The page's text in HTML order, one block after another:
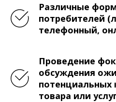
Различные
потребителей
телефонный,
Проведение
обсуждения
потенциальных
товара или